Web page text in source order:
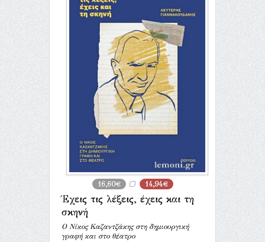
16,60€ 14,94€
Έχεις τις λέξεις, έχεις και τη
σκηνή
Ο Νίκος Καζαντζάκης στη δημιουργική
γραφή και στο θέατρο